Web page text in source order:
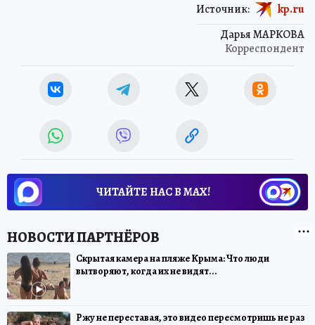
Дарья МАРКОВА
Корреспондент
Источник: kp.ru
ЧИТАЙТЕ НАС В МАХ!
Скрытая камера на пляже Крыма: Что люди
вытворяют, когда их не видят...
Ржу не переставая, это видео пересмотришь не раз